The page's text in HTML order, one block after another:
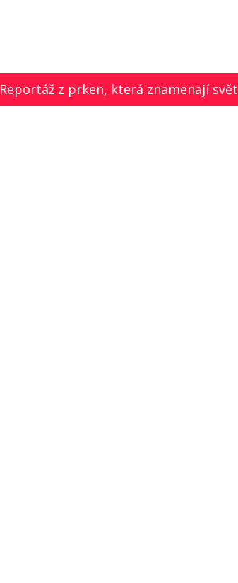
Reportáž z prken, která znamenají svět